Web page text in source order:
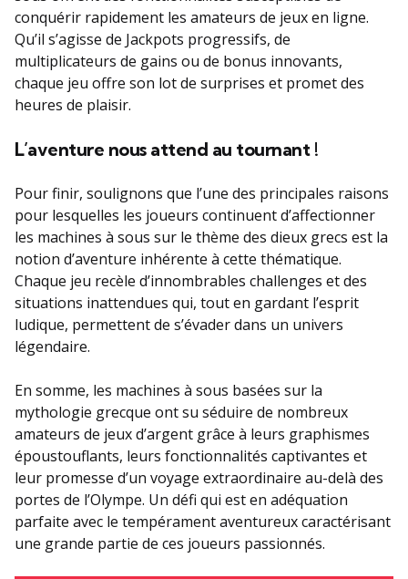
conquérir rapidement les amateurs de jeux en ligne.
Qu’il s’agisse de Jackpots progressifs, de
multiplicateurs de gains ou de bonus innovants,
chaque jeu offre son lot de surprises et promet des
heures de plaisir.
L’aventure nous attend au tournant !
Pour finir, soulignons que l’une des principales raisons
pour lesquelles les joueurs continuent d’affectionner
les machines à sous sur le thème des dieux grecs est la
notion d’aventure inhérente à cette thématique.
Chaque jeu recèle d’innombrables challenges et des
situations inattendues qui, tout en gardant l’esprit
ludique, permettent de s’évader dans un univers
légendaire.
En somme, les machines à sous basées sur la
mythologie grecque ont su séduire de nombreux
amateurs de jeux d’argent grâce à leurs graphismes
époustouflants, leurs fonctionnalités captivantes et
leur promesse d’un voyage extraordinaire au-delà des
portes de l’Olympe. Un défi qui est en adéquation
parfaite avec le tempérament aventureux caractérisant
une grande partie de ces joueurs passionnés.